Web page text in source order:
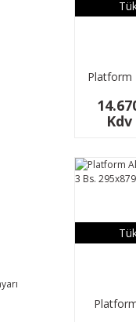
Platform